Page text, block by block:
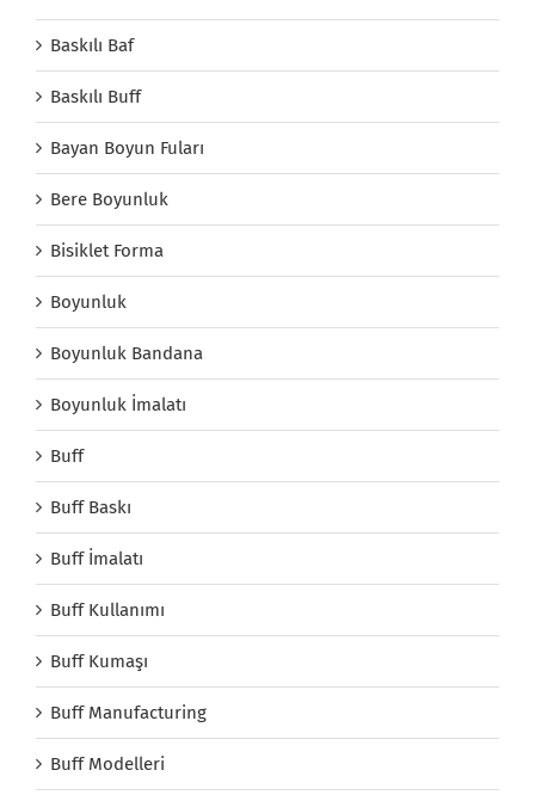
Baskılı Baf
Baskılı Buff
Bayan Boyun Fuları
Bere Boyunluk
Bisiklet Forma
Boyunluk
Boyunluk Bandana
Boyunluk İmalatı
Buff
Buff Baskı
Buff İmalatı
Buff Kullanımı
Buff Kumaşı
Buff Manufacturing
Buff Modelleri